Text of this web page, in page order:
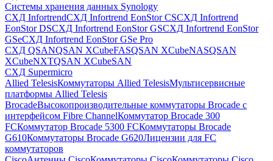
Системы хранения данных Synology
СХД InfortrendСХД Infortrend EonStor CSСХД Infortrend
EonStor DSСХД Infortrend EonStor GSСХД Infortrend EonStor
GSeСХД Infortrend EonStor GSe Pro
СХД QSANQSAN XCubeFASQSAN XCubeNASQSAN
XCubeNXTQSAN XCubeSAN
СХД Supermicro
Allied TelesisКоммутаторы Allied TelesisМультисервисные
платформы Allied Telesis
BrocadeВысокопроизводительные коммутаторы Brocade с
интерфейсом Fibre ChannelКоммутатор Brocade 300
FCКоммутатор Brocade 5300 FCКоммутаторы Brocade
G610Коммутаторы Brocade G620Лицензии для FC
коммутаторов